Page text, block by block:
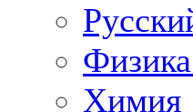
Химия